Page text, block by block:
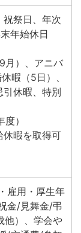
祭日、年次
年始休日
月）、アニバ
暇（5日）、
休暇、特別
）
休暇を取得可
雇用・厚生年
金/見舞金/弔
他）、学会や